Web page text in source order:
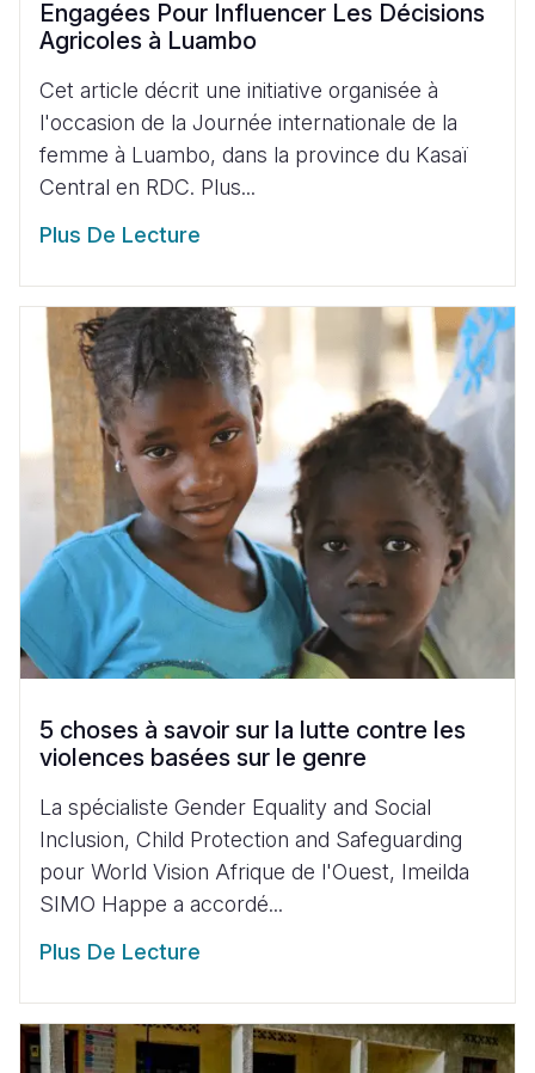
Engagées Pour Influencer Les Décisions
Agricoles à Luambo
Cet article décrit une initiative organisée à
l'occasion de la Journée internationale de la
femme à Luambo, dans la province du Kasaï
Central en RDC. Plus...
Plus De Lecture
5 choses à savoir sur la lutte contre les
violences basées sur le genre
La spécialiste Gender Equality and Social
Inclusion, Child Protection and Safeguarding
pour World Vision Afrique de l'Ouest, Imeilda
SIMO Happe a accordé...
Plus De Lecture